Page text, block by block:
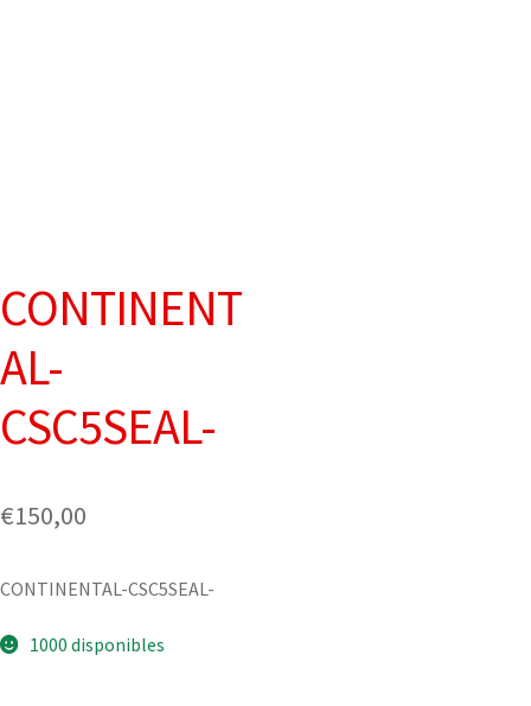
CONTINENT
AL-
CSC5SEAL-
€150,00
CONTINENTAL-CSC5SEAL-
1000 disponibles